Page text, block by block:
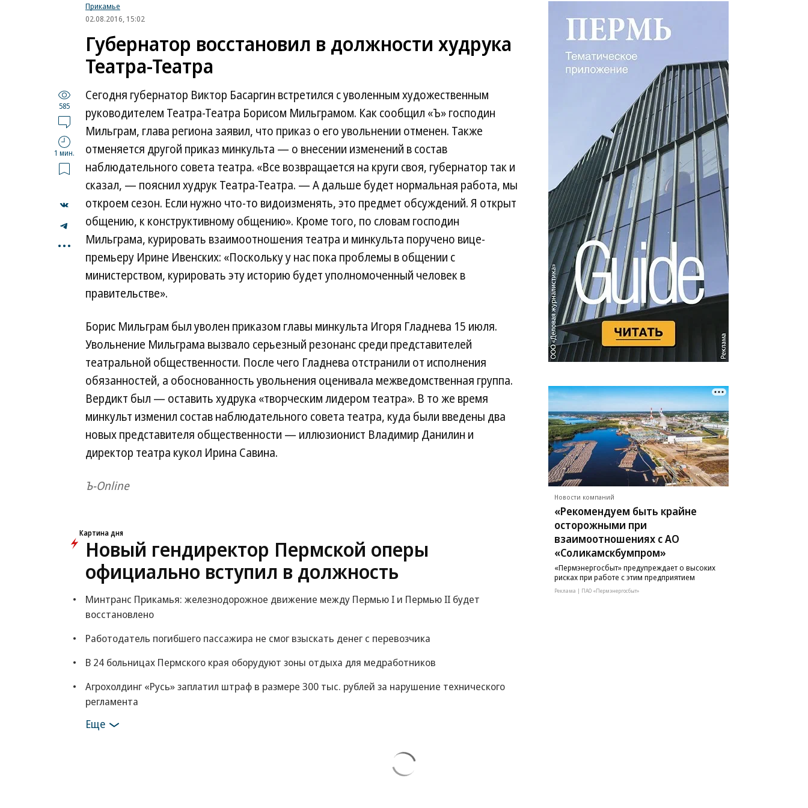
Прикамье
02.08.2016, 15:02
Губернатор восстановил в должности худрука
Театра-Театра
585
1 мин.
...
Сегодня губернатор Виктор Басаргин встретился с уволенным художественным
руководителем Театра-Театра Борисом Мильграмом. Как сообщил «Ъ» господин
Мильграм, глава региона заявил, что приказ о его увольнении отменен. Также
отменяется другой приказ минкульта — о внесении изменений в состав
наблюдательного совета театра. «Все возвращается на круги своя, губернатор так и
сказал, — пояснил худрук Театра-Театра. — А дальше будет нормальная работа, мы
откроем сезон. Если нужно что-то видоизменять, это предмет обсуждений. Я открыт
общению, к конструктивному общению». Кроме того, по словам господин
Мильграма, курировать взаимоотношения театра и минкульта поручено вице-
премьеру Ирине Ивенских: «Поскольку у нас пока проблемы в общении с
министерством, курировать эту историю будет уполномоченный человек в
правительстве».
Борис Мильграм был уволен приказом главы минкульта Игоря Гладнева 15 июля.
Увольнение Мильграма вызвало серьезный резонанс среди представителей
театральной общественности. После чего Гладнева отстранили от исполнения
обязанностей, а обоснованность увольнения оценивала межведомственная группа.
Вердикт был — оставить худрука «творческим лидером театра». В то же время
минкульт изменил состав наблюдательного совета театра, куда были введены два
новых представителя общественности — иллюзионист Владимир Данилин и
директор театра кукол Ирина Савина.
Ъ-Online
Картина дня
Новый гендиректор Пермской оперы
официально вступил в должность
Минтранс Прикамья: железнодорожное движение между Пермью I и Пермью II будет
восстановлено
Работодатель погибшего пассажира не смог взыскать денег с перевозчика
В 24 больницах Пермского края оборудуют зоны отдыха для медработников
Агрохолдинг «Русь» заплатил штраф в размере 300 тыс. рублей за нарушение технического
регламента
Еще
Новости компаний
«Рекомендуем быть крайне
осторожными при
взаимоотношениях с АО
«Соликамскбумпром»
«Пермэнергосбыт» предупреждает о высоких
рисках при работе с этим предприятием
Реклама | ПАО «Пермэнергосбыт»